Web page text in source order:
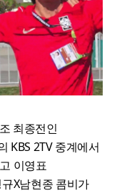
최종전인
KBS 2TV 중계에서
이영표
X남현종 콤비가